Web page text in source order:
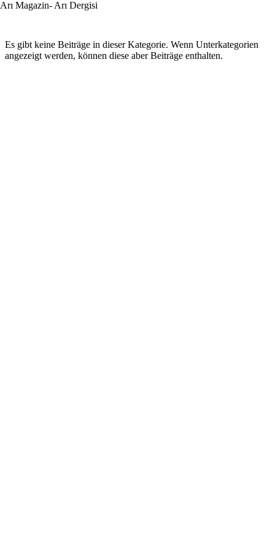
Arı Magazin- Arı Dergisi
Es gibt keine Beiträge in dieser Kategorie. Wenn Unterkategorien
angezeigt werden, können diese aber Beiträge enthalten.